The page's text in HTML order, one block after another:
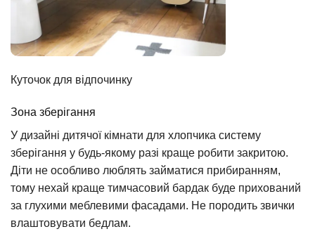
Куточок для відпочинку
Зона зберігання
У дизайні дитячої кімнати для хлопчика систему
зберігання у будь-якому разі краще робити закритою.
Діти не особливо люблять займатися прибиранням,
тому нехай краще тимчасовий бардак буде прихований
за глухими меблевими фасадами. Не породить звички
влаштовувати бедлам.